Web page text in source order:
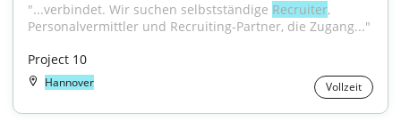
"...verbindet. Wir suchen selbstständige Recruiter,
Personalvermittler und Recruiting-Partner, die Zugang..."
Project 10
Hannover Vollzeit